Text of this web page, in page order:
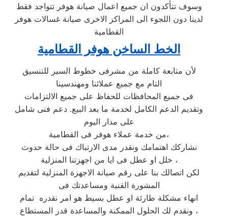
وسوف تتأكدون ان جميع اعمال صيانة هوفر تتواجد فقط
لدينا دون اللجوء الى المراكز الاخرى صيانة غسالات هوفر
القطامية
الخط الساخن هوفر القطامية
لأن متابعة كاملة من مشرفى خطوط السير للتنسيق
التام مع جميع عملائنا ومهندسينا
فى جميع المحافظات للحفاظ على جميع الالتزامات
وتقديم الدعم الكامل لخدمة ما بعد البيع. دعم فنى شامل
على مدار اليوم
من خدمة عملاء هوفر فى القطامية،
نشاركك اهتمامك ونقدر مدى الارتباك فى حالة حدوث
خلل او عطل فى ايا من اجهزتنا المنزلية ،
لكن اتصالك بنا على رقم صيانة الاجهزة المنزلية لتقديم
المشورة القنية ومساعدتك فى
انهاء مشكلة طارئة او عطل بسيط هو امر نقدره تمام
ونقدم لك الحلول الممكنة والمساعدة قدر المستطاع ،